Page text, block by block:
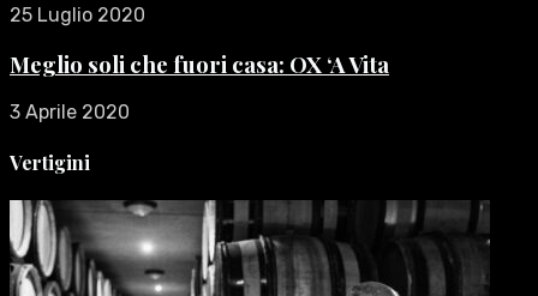
25 Luglio 2020
Meglio soli che fuori casa: OX ‘A Vita
3 Aprile 2020
Vertigini